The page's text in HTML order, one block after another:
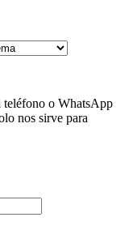
teléfono o WhatsApp
nos sirve para